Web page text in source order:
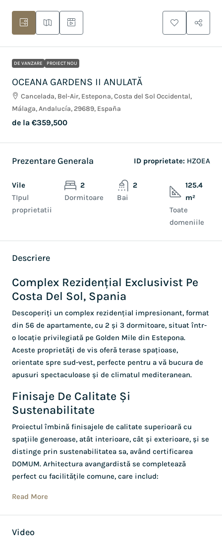
DE VANZARE PROIECT NOU
OCEANA GARDENS II ANULATĂ
Cancelada, Bel-Air, Estepona, Costa del Sol Occidental,
Málaga, Andalucía, 29689, España
de la €359,500
Prezentare Generala ID proprietate: HZOEA
Vile
TIpul
proprietatii
2
Dormitoare
2
Bai
125.4
m²
Toate
domeniile
Descriere
Complex Rezidențial Exclusivist Pe
Costa Del Sol, Spania
Descoperiți un complex rezidențial impresionant, format
din 56 de apartamente, cu 2 și 3 dormitoare, situat într-
o locație privilegiată pe Golden Mile din Estepona.
Aceste proprietăți de vis oferă terase spațioase,
orientate spre sud-vest, perfecte pentru a vă bucura de
apusuri spectaculoase și de climatul mediteranean.
Finisaje De Calitate Și
Sustenabilitate
Proiectul îmbină finisajele de calitate superioară cu
spațiile generoase, atât interioare, cât și exterioare, și se
distinge prin sustenabilitatea sa, având certificarea
DOMUM. Arhitectura avangardistă se completează
perfect cu facilitățile comune, care includ:
Read More
Video